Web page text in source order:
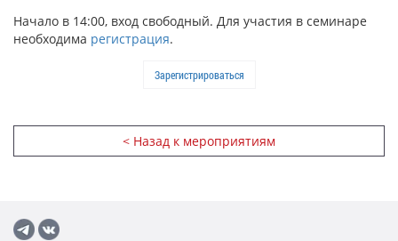
Начало в 14:00, вход свободный. Для участия в семинаре
необходима регистрация.
Зарегистрироваться
< Назад к мероприятиям